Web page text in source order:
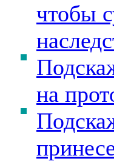
чтобы
на